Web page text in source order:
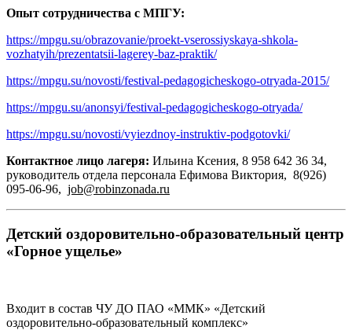
Опыт сотрудничества с МПГУ:
https://mpgu.su/obrazovanie/proekt-vserossiyskaya-shkola-
vozhatyih/prezentatsii-lagerey-baz-praktik/
https://mpgu.su/novosti/festival-pedagogicheskogo-otryada-2015/
https://mpgu.su/anonsyi/festival-pedagogicheskogo-otryada/
https://mpgu.su/novosti/vyiezdnoy-instruktiv-podgotovki/
Контактное лицо лагеря: Ильина Ксения, 8 958 642 36 34,
руководитель отдела персонала Ефимова Виктория, 8(926)
095-06-96, job@robinzonada.ru
Детский оздоровительно-образовательный центр
«Горное ущелье»
Входит в состав ЧУ ДО ПАО «ММК» «Детский
оздоровительно-образовательный комплекс»